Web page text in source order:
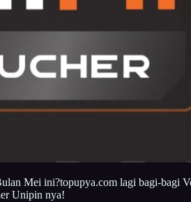
Mei ini?topupya.com lagi bagi-bagi
Unipin nya!